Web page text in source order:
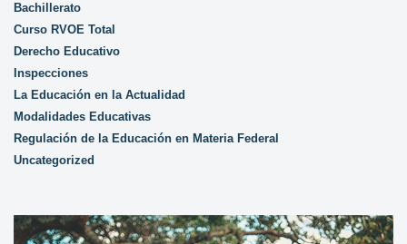
Bachillerato
Curso RVOE Total
Derecho Educativo
Inspecciones
La Educación en la Actualidad
Modalidades Educativas
Regulación de la Educación en Materia Federal
Uncategorized